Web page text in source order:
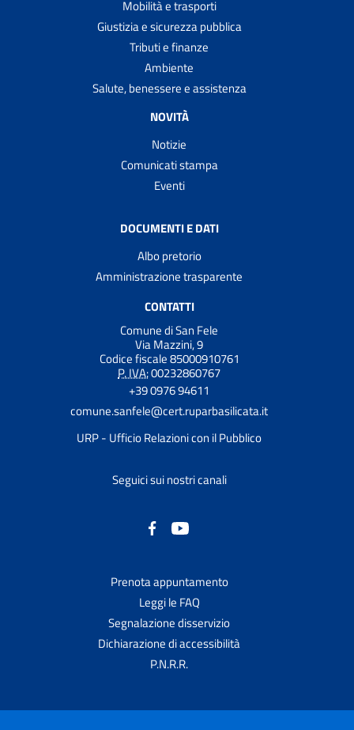
Mobilità e trasporti
Giustizia e sicurezza pubblica
Tributi e finanze
Ambiente
Salute, benessere e assistenza
NOVITÀ
Notizie
Comunicati stampa
Eventi
DOCUMENTI E DATI
Albo pretorio
Amministrazione trasparente
CONTATTI
Comune di San Fele
Via Mazzini, 9
Codice fiscale 85000910761
P. IVA:00232860767
+39 0976 94611
comune.sanfele@cert.ruparbasilicata.it
URP - Ufficio Relazioni con il Pubblico
Seguici sui nostri canali
Prenota appuntamento
Leggi le FAQ
Segnalazione disservizio
Dichiarazione di accessibilità
P.N.R.R.